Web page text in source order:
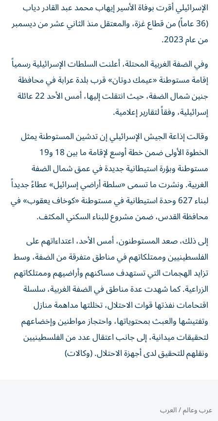
الإسرائيلي أقرت بوفاة الأسير إيهاب محمد عبد القادر دياب
(36 عاماً) من قطاع غزة، والمعتقل منذ الثاني عشر من ديسمبر
من عام 2023.
وفي الضفة الغربية المحتلة، أعلنت السلطات الإسرائيلية رسمياً
إقامة مستوطنة «عيمك دوتان» قرب بلدة عرابة في محافظة
جنين شمال الضفة، حيث انتقلت إليها، أمس الأحد 22 عائلة
إسرائيلية، وفقاً لتقارير إعلامية.
وقالت إذاعة الجيش الإسرائيلي إن تدشين المستوطنة يمثل
الخطوة الأولى ضمن خطة أوسع لإقامة ما بين 18 و19
مستوطنة وبؤرة استيطانية جديدة في عمق شمال الضفة
الغربية. ونشرت ما تسمى «سلطة أراضي إسرائيل» عطاءً جديداً
لبناء 627 وحدة استيطانية في مستوطنة «كوخاف يعقوب» في
محافظة القدس، ضمن مشروع للبناء السكني المكثف.
إلى ذلك، صعد المستوطنون، أمس الأحد، اعتداءاتهم على
الفلسطينيين وممتلكاتهم في مناطق متفرقة من الضفة، وسط
تزايد الهجمات التي تستهدف مساكنهم وأراضيهم وممتلكاتهم
الزراعية. كما شهدت عدة مناطق في الضفة الغربية، سلسلة
اقتحامات نفذتها قوات الاحتلال، تخللتها مداهمة منازل
وتفتيشها والعبث بمحتوياتها، واحتجاز مواطنين وإخضاعهم
لتحقيقات ميدانية، إلى جانب اعتقال عدد من الفلسطينيين
ونقلهم للتحقيق لدى أجهزة الاحتلال. (وكالات)
عرب وعالم/العرب